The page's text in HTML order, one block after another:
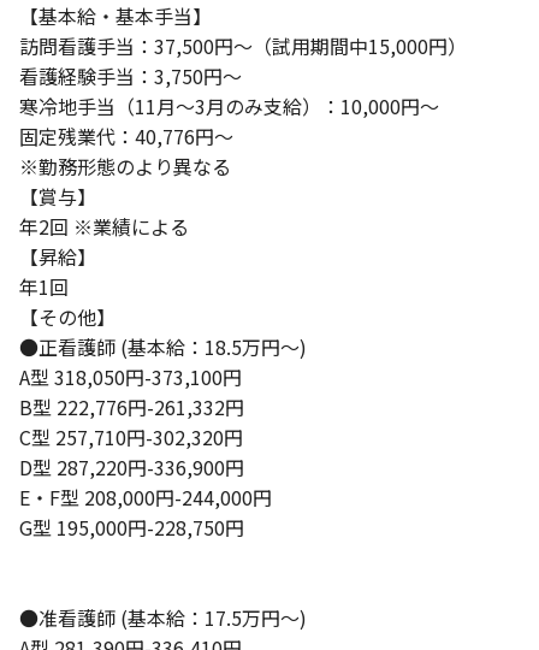
【基本給・基本手当】
訪問看護手当：37,500円～（試用期間中15,000円）
看護経験手当：3,750円～
寒冷地手当（11月～3月のみ支給）：10,000円～
固定残業代：40,776円～
※勤務形態のより異なる
【賞与】
年2回 ※業績による
【昇給】
年1回
【その他】
●正看護師 (基本給：18.5万円～)
A型 318,050円-373,100円
B型 222,776円-261,332円
C型 257,710円-302,320円
D型 287,220円-336,900円
E・F型 208,000円-244,000円
G型 195,000円-228,750円
●准看護師 (基本給：17.5万円～)